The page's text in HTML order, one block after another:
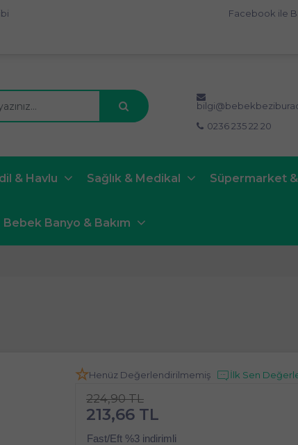
Facebook ile
0236 235 22 20
& Havlu Sağlık & Medikal Süpermarket
Bebek Banyo & Bakım
Henüz Değerlendirilmemiş İlk Sen
224,90 TL
213,66 TL
Fast/Eft %3 indirimli